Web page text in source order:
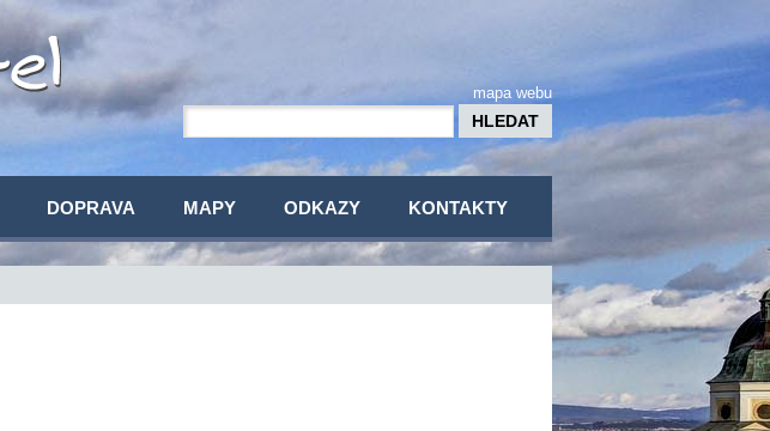
mapa webu
DOPRAVA MAPY ODKAZY KONTAKTY